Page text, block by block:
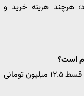
هرچند هزینه خرید و
طرح جک J4 با پیش‌پرداخت ۵۲۴ میلیون و قسط ۱۲.۵ میلیون تومانی